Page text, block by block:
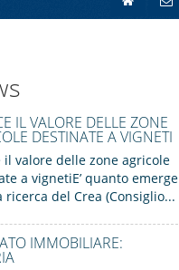
IL VALORE DELLE ZONE
DESTINATE A VIGNETI
il valore delle zone agricole
a vignetiE’ quanto emerge
ricerca del Crea (Consiglio...
IMMOBILIARE: